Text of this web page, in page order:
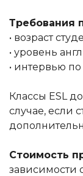
Требования
• возраст
• уровень
• интервью
Классы ESL
случае, если
Стоимость
зависимости